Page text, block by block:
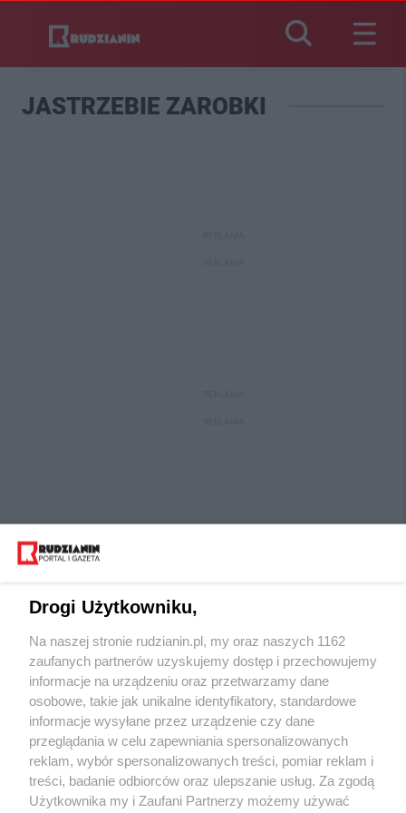
JASTRZEBIE ZAROBKI
Wydawca mediów lokalnych
Nie zapomnij
zapoznać się z:
polityką prywatności regulamin korzystania z portali
Twojemiasto Skontaktuj sięz nami
Drogi Użytkowniku,
Na naszej stronie rudzianin.pl, my oraz naszych 1162
zaufanych partnerów uzyskujemy dostęp i przechowujemy
informacje na urządzeniu oraz przetwarzamy dane
osobowe, takie jak unikalne identyfikatory, standardowe
informacje wysyłane przez urządzenie czy dane
przeglądania w celu zapewniania spersonalizowanych
reklam, wybór spersonalizowanych treści, pomiar reklam i
treści, badanie odbiorców oraz ulepszanie usług. Za zgodą
Użytkownika my i Zaufani Partnerzy możemy używać